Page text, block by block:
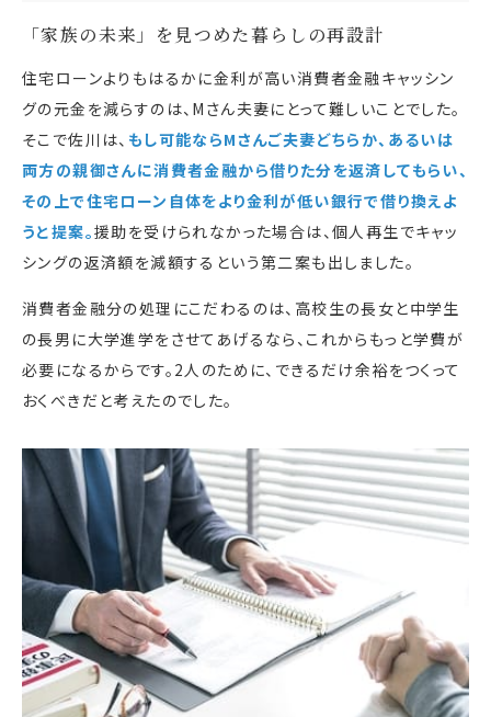
「家族の未来」を見つめた暮らしの再設計
住宅ローンよりもはるかに金利が高い消費者金融キャッシン
グの元金を減らすのは、Mさん夫妻にとって難しいことでした。
そこで佐川は、 もし可能ならMさんご夫妻どちらか、あるいは
両方の親御さんに消費者金融から借りた分を返済してもらい、
その上で住宅ローン自体をより金利が低い銀行で借り換えよ
うと提案。援助を受けられなかった場合は、個人再生でキャッ
シングの返済額を減額するという第二案も出しました。
消費者金融分の処理にこだわるのは、高校生の長女と中学生
の長男に大学進学をさせてあげるなら、これからもっと学費が
必要になるからです。2人のために、できるだけ余裕をつくって
おくべきだと考えたのでした。